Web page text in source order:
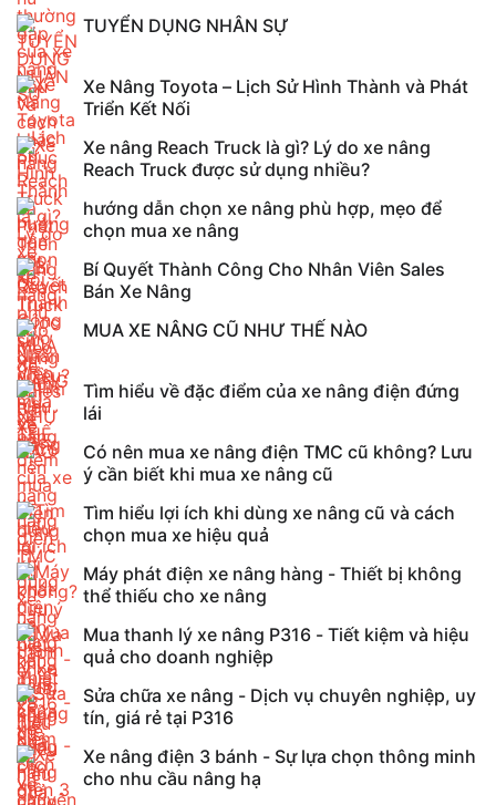
TUYỂN DỤNG NHÂN SỰ
Xe Nâng Toyota – Lịch Sử Hình Thành và Phát
Triển Kết Nối
Xe nâng Reach Truck là gì? Lý do xe nâng
Reach Truck được sử dụng nhiều?
hướng dẫn chọn xe nâng phù hợp, mẹo để
chọn mua xe nâng
Bí Quyết Thành Công Cho Nhân Viên Sales
Bán Xe Nâng
MUA XE NÂNG CŨ NHƯ THẾ NÀO
Tìm hiểu về đặc điểm của xe nâng điện đứng
lái
Có nên mua xe nâng điện TMC cũ không? Lưu
ý cần biết khi mua xe nâng cũ
Tìm hiểu lợi ích khi dùng xe nâng cũ và cách
chọn mua xe hiệu quả
Máy phát điện xe nâng hàng - Thiết bị không
thể thiếu cho xe nâng
Mua thanh lý xe nâng P316 - Tiết kiệm và hiệu
quả cho doanh nghiệp
Sửa chữa xe nâng - Dịch vụ chuyên nghiệp, uy
tín, giá rẻ tại P316
Xe nâng điện 3 bánh - Sự lựa chọn thông minh
cho nhu cầu nâng hạ